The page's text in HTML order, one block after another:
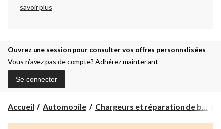
savoir plus
Ouvrez une session pour consulter vos offres personnalisées
Vous n’avez pas de compte? Adhérez maintenant
Se connecter
Accueil Automobile Chargeurs et réparation de b...